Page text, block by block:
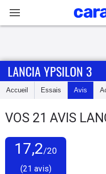
Accueil
Essais
Guide
LANCIA YPSILON 3
Accueil Essais Avis
VOS 21 AVIS
17,2/20
(21 avis)